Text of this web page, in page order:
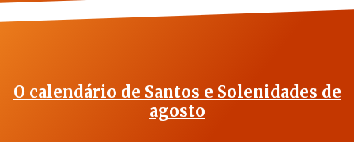
O calendário de Santos e Solenidades de
agosto